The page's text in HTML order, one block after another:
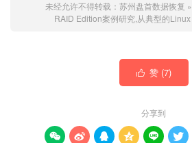
未经允许不得转载： 苏州盘首数据恢复 »
RAID Edition案例研究,从典型的
 赞 (7)
分享到
     